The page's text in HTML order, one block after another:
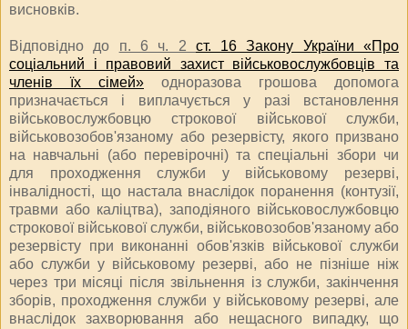
висновків.
Відповідно до п. 6 ч. 2 ст. 16 Закону України «Про
соціальний і правовий захист військовослужбовців та
членів їх сімей» одноразова грошова допомога
призначається і виплачується у разі встановлення
військовослужбовцю строкової військової служби,
військовозобов'язаному або резервісту, якого призвано
на навчальні (або перевірочні) та спеціальні збори чи
для проходження служби у військовому резерві,
інвалідності, що настала внаслідок поранення (контузії,
травми або каліцтва), заподіяного військовослужбовцю
строкової військової служби, військовозобов'язаному або
резервісту при виконанні обов'язків військової служби
або служби у військовому резерві, або не пізніше ніж
через три місяці після звільнення із служби, закінчення
зборів, проходження служби у військовому резерві, але
внаслідок захворювання або нещасного випадку, що